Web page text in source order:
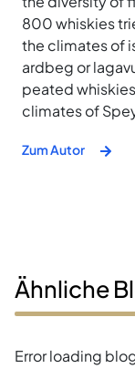
800 whiskies
the climates of
ardbeg or
peated
climates of
Zum Autor
Ähnliche
Error loading